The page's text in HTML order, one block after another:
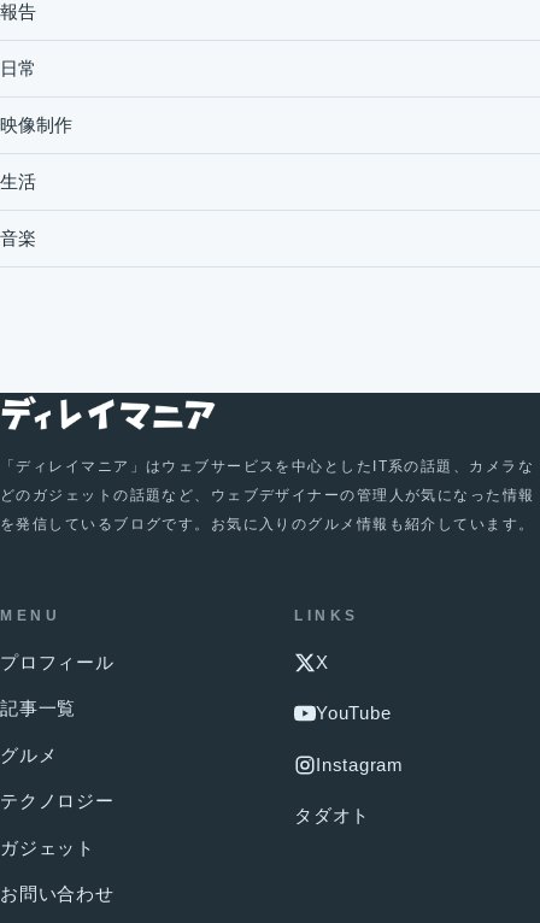
報告
日常
映像制作
生活
音楽
「ディレイマニア」はウェブサービスを中心としたIT系の話題、カメラな
どのガジェットの話題など、ウェブデザイナーの管理人が気になった情報
を発信しているブログです。お気に入りのグルメ情報も紹介しています。
MENU
プロフィール
記事一覧
グルメ
テクノロジー
ガジェット
お問い合わせ
LINKS
X
YouTube
Instagram
タダオト